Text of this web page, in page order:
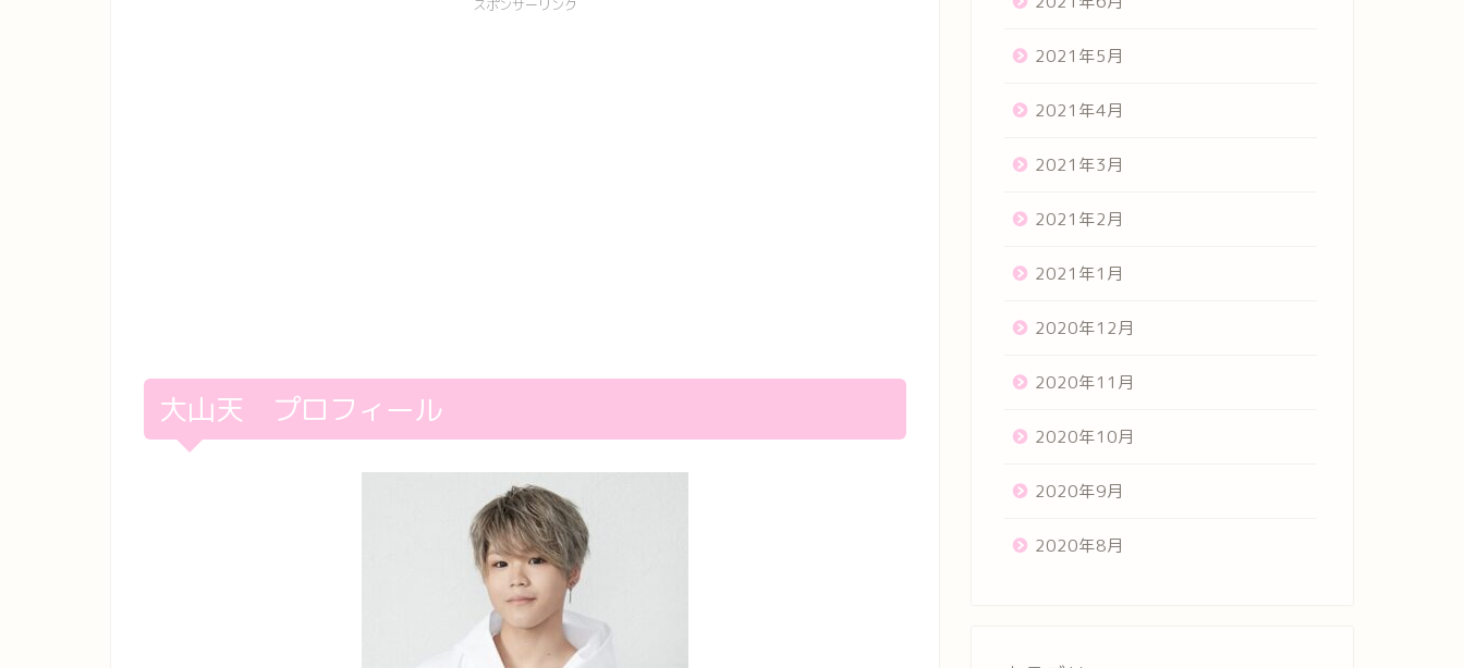
スポンサーリンク
大山天 プロフィール
2021年5月
2021年4月
2021年3月
2021年2月
2021年1月
2020年12月
2020年11月
2020年10月
2020年9月
2020年8月